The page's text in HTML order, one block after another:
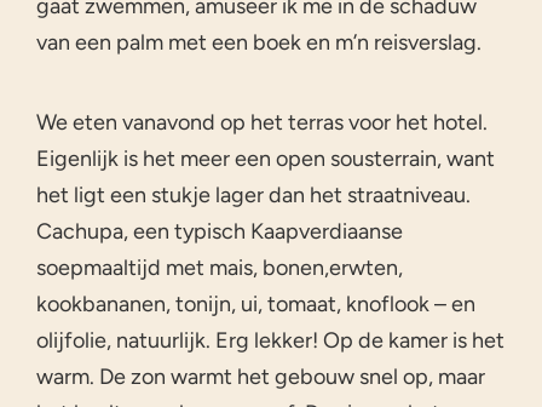
gaat zwemmen, amuseer ik me in de schaduw
van een palm met een boek en m’n reisverslag.
We eten vanavond op het terras voor het hotel.
Eigenlijk is het meer een open sousterrain, want
het ligt een stukje lager dan het straatniveau.
Cachupa, een typisch Kaapverdiaanse
soepmaaltijd met mais, bonen,erwten,
kookbananen, tonijn, ui, tomaat, knoflook – en
olijfolie, natuurlijk. Erg lekker! Op de kamer is het
warm. De zon warmt het gebouw snel op, maar